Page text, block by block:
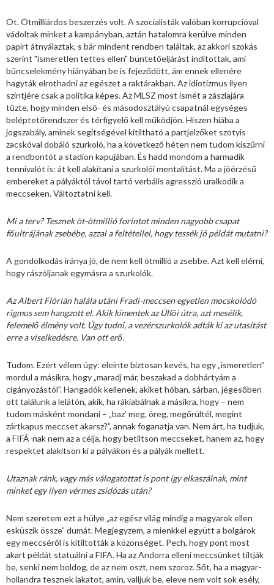
Öt. Ötmilliárdos beszerzés volt. A szocialisták valóban korrupcióval
vádoltak minket a kampányban, aztán hatalomra kerülve minden
papírt átnyálaztak, s bár mindent rendben találtak, az akkori szokás
szerint "ismeretlen tettes ellen" büntetőeljárást indítottak, ami
bűncselekmény hiányában be is fejeződött, ám ennek ellenére
hagyták elrothadni az egészet a raktárakban. Az idiotizmus ilyen
szintjére csak a politika képes. Az MLSZ most ismét a zászlajára
tűzte, hogy minden első- és másodosztályú csapatnál egységes
beléptetőrendszer és térfigyelő kell működjön. Hiszen hiába a
jogszabály, aminek segítségével kitiltható a partjelzőket szotyis
zacskóval dobáló szurkoló, ha a következő héten nem tudom kiszűrni
a rendbontót a stadion kapujában. És hadd mondom a harmadik
tennivalót is: át kell alakítani a szurkolói mentalitást. Ma a jóérzésű
embereket a pályáktól távol tartó verbális agresszió uralkodik a
meccseken. Változtatni kell.
Mi a terv? Tesznek öt-ötmillió forintot minden nagyobb csapat
főultrájának zsebébe, azzal a feltétellel, hogy tessék jó példát mutatni?
A gondolkodás iránya jó, de nem kell ötmillió a zsebbe. Azt kell elérni,
hogy rászóljanak egymásra a szurkolók.
Az Albert Flórián halála utáni Fradi-meccsen egyetlen mocskolódó
rigmus sem hangzott el. Akik kimentek az Üllői útra, azt mesélik,
felemelő élmény volt. Úgy tudni, a vezérszurkolók adták ki az utasítást
erre a viselkedésre. Van ott erő.
Tudom. Ezért vélem úgy: eleinte biztosan kevés, ha egy „ismeretlen”
mordul a másikra, hogy „maradj már, beszakad a dobhártyám a
cigányozástól”. Hangadók kellenek, akiket hóban, sárban, jégesőben
ott találunk a lelátón, akik, ha rákiabálnak a másikra, hogy – nem
tudom másként mondani – „baz’ meg, öreg, megőrültél, megint
zártkapus meccset akarsz?”, annak foganatja van. Nem árt, ha tudjuk,
a FIFÁ-nak nem az a célja, hogy betiltson meccseket, hanem az, hogy
respektet alakítson ki a pályákon és a pályák mellett.
Utaznak ránk, vagy más válogatottat is pont így elkaszálnak, mint
minket egy ilyen vérmes zsidózás után?
Nem szeretem ezt a hülye „az egész világ mindig a magyarok ellen
esküszik össze” dumát. Megjegyzem, a mienkkel együtt a bolgárok
egy meccséről is kitiltották a közönséget. Pech, hogy pont most
akart példát statuálni a FIFA. Ha az Andorra elleni meccsünket tiltják
be, senki nem boldog, de az nem oszt, nem szoroz. Sőt, ha a magyar-
hollandra tesznek lakatot, amin, valljuk be, eleve nem volt sok esély,